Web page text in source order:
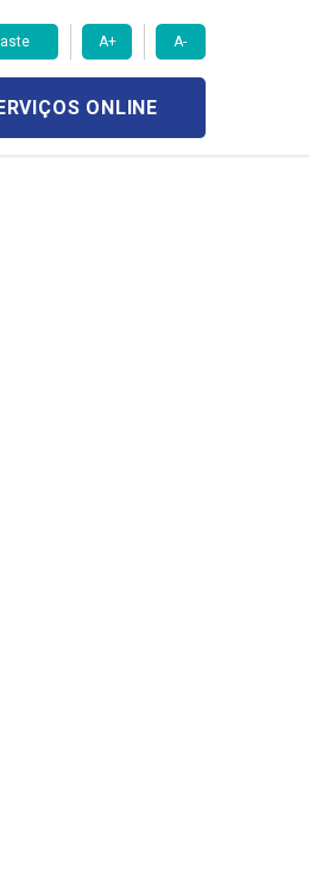
A+ A-
ONLINE